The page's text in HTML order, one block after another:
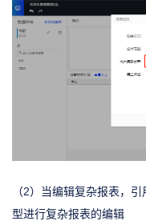
（2）当编辑复杂报表，
型进行复杂报表的编辑